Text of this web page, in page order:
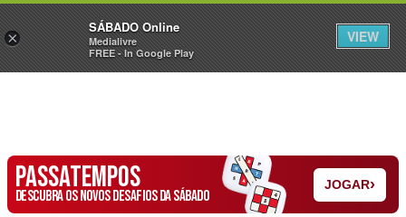
Sábado Assine Iniciar Sessão
PASSATEMPOS
DESCUBRA OS NOVOS DESAFIOS DA SÁBADO
JOGAR›
×
SÁBADO Online
Medialivre
FREE - In Google Play
VIEW